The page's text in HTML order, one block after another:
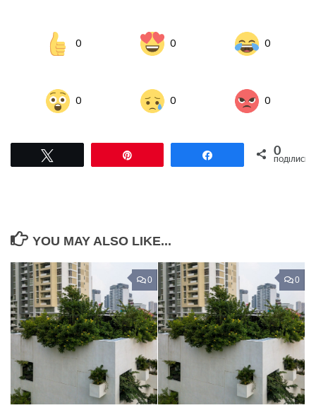
0 0 0
0 0 0
Поділитися0
ПОДІЛИСЬ
YOU MAY ALSO LIKE...
0 0